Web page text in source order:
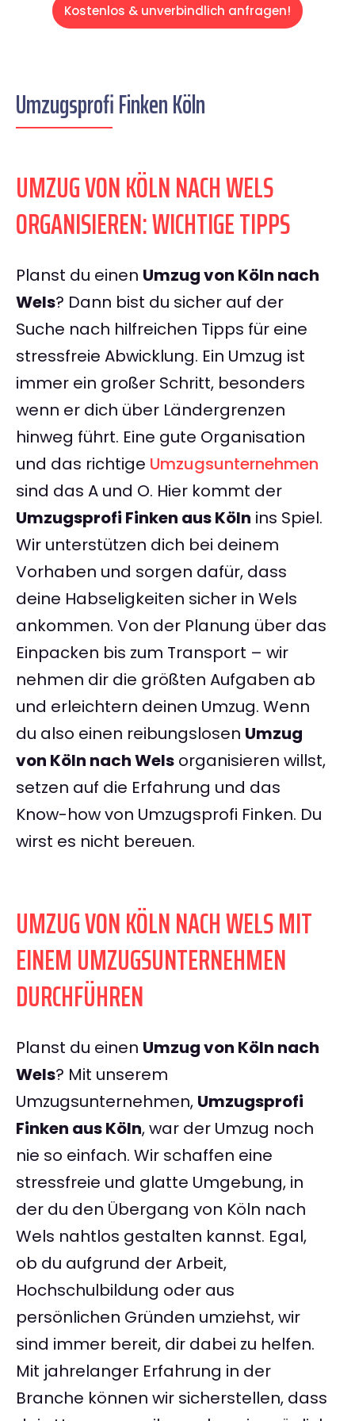
Kostenlos & unverbindlich anfragen!
Umzugsprofi Finken Köln
UMZUG VON KÖLN NACH WELS
ORGANISIEREN: WICHTIGE TIPPS
Planst du einen Umzug von Köln nach
Wels? Dann bist du sicher auf der
Suche nach hilfreichen Tipps für eine
stressfreie Abwicklung. Ein Umzug ist
immer ein großer Schritt, besonders
wenn er dich über Ländergrenzen
hinweg führt. Eine gute Organisation
und das richtige Umzugsunternehmen
sind das A und O. Hier kommt der
Umzugsprofi Finken aus Köln ins Spiel.
Wir unterstützen dich bei deinem
Vorhaben und sorgen dafür, dass
deine Habseligkeiten sicher in Wels
ankommen. Von der Planung über das
Einpacken bis zum Transport – wir
nehmen dir die größten Aufgaben ab
und erleichtern deinen Umzug. Wenn
du also einen reibungslosen Umzug
von Köln nach Wels organisieren willst,
setzen auf die Erfahrung und das
Know-how von Umzugsprofi Finken. Du
wirst es nicht bereuen.
UMZUG VON KÖLN NACH WELS MIT
EINEM UMZUGSUNTERNEHMEN
DURCHFÜHREN
Planst du einen Umzug von Köln nach
Wels? Mit unserem
Umzugsunternehmen, Umzugsprofi
Finken aus Köln, war der Umzug noch
nie so einfach. Wir schaffen eine
stressfreie und glatte Umgebung, in
der du den Übergang von Köln nach
Wels nahtlos gestalten kannst. Egal,
ob du aufgrund der Arbeit,
Hochschulbildung oder aus
persönlichen Gründen umziehst, wir
sind immer bereit, dir dabei zu helfen.
Mit jahrelanger Erfahrung in der
Branche können wir sicherstellen, dass